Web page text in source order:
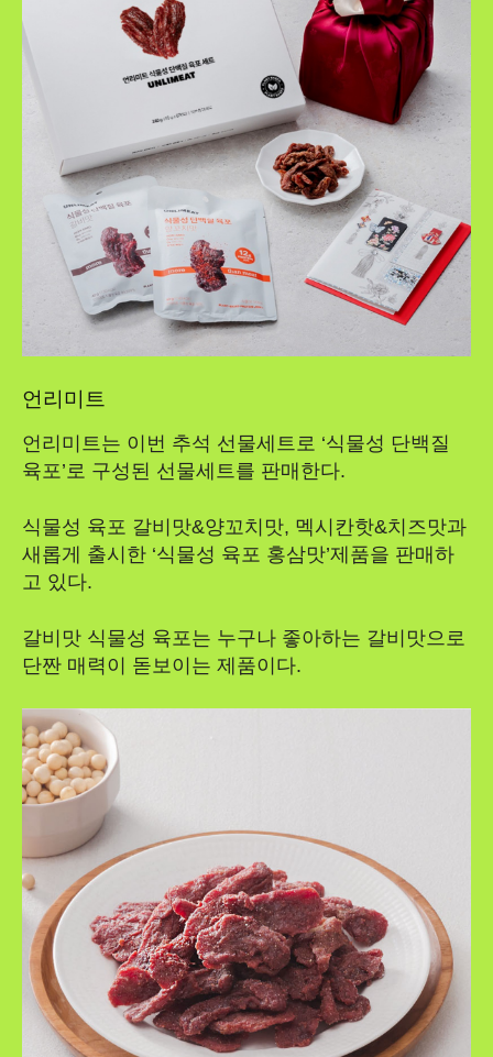
언리미트
언리미트는 이번 추석 선물세트로 ‘식물성 단백질
육포’로 구성된 선물세트를 판매한다.
식물성 육포 갈비맛&양꼬치맛, 멕시칸핫&치즈맛과
새롭게 출시한 ‘식물성 육포 홍삼맛’제품을 판매하
고 있다.
갈비맛 식물성 육포는 누구나 좋아하는 갈비맛으로
단짠 매력이 돋보이는 제품이다.